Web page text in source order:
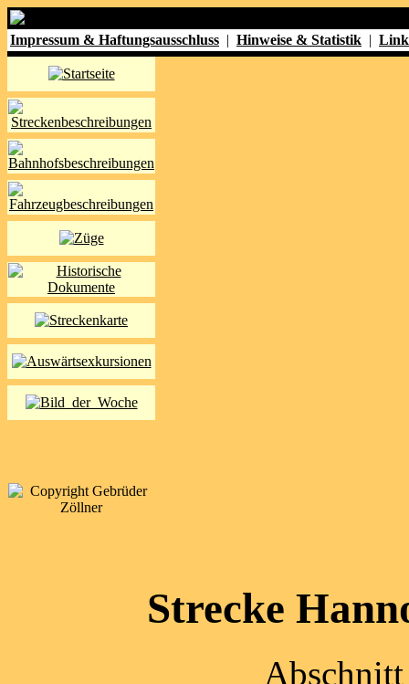
Impressum & Haftungsausschluss | Hinweise & Statistik |
Strecke
Abschnitt